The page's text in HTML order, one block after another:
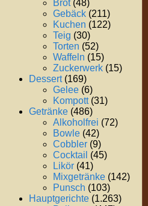
Brot(48)
Gebäck (211)
Kuchen (122)
Teig (30)
Torten (52)
Waffeln (15)
Zuckerwerk (15)
Dessert(169)
Gelee (6)
Kompott(31)
Getränke (486)
Alkoholfrei (72)
Bowle (42)
Cobbler (9)
Cocktail (45)
Likör (41)
Mixgetränke (142)
Punsch (103)
Hauptgerichte (1.263)